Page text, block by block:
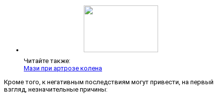
Читайте также:
Мази при артрозе колена
Кроме того, к негативным последствиям могут привести, на первый
взгляд, незначительные причины: